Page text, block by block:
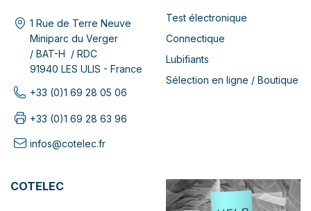
1 Rue de Terre Neuve
Miniparc du Verger
/ BAT-H / RDC
91940 LES ULIS - France
+33 (0)1 69 28 05 06
+33 (0)1 69 28 63 96
infos@cotelec.fr
Test électronique
Connectique
Lubifiants
Sélection en ligne / Boutique
COTELEC